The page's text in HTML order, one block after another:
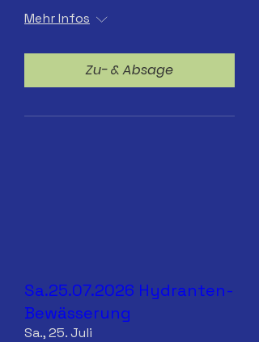
Mehr Infos
Zu- & Absage
Sa.25.07.2026 Hydranten-
Bewässerung
Sa., 25. Juli